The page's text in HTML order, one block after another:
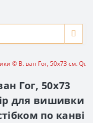
© В. ван Гог, 50х73 см.
Гог, 50х73
для вишивки
по канві